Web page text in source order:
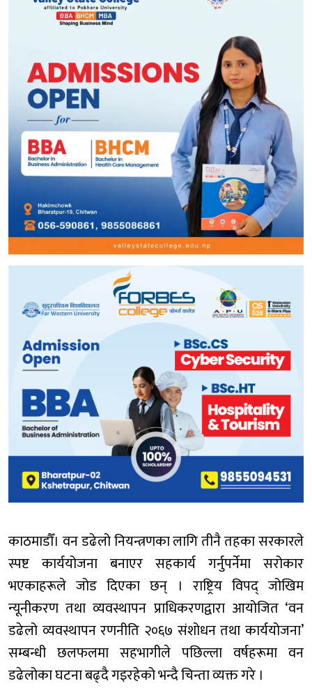
काठमाडौँ। वन डढेलो नियन्त्रणका लागि तीनै तहका सरकारले
स्पष्ट कार्ययोजना बनाएर सहकार्य गर्नुपर्नेमा सरोकार
भएकाहरूले जोड दिएका छन् । राष्ट्रिय विपद् जोखिम
न्यूनीकरण तथा व्यवस्थापन प्राधिकरणद्वारा आयोजित ‘वन
डढेलो व्यवस्थापन रणनीति २०६७ संशोधन तथा कार्ययोजना’
सम्बन्धी छलफलमा सहभागीले पछिल्ला वर्षहरूमा वन
डढेलोका घटना बढ्दै गइरहेको भन्दै चिन्ता व्यक्त गरे ।